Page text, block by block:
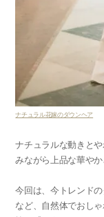
ナチュラル花嫁のダウンヘア
ナチュラルな動きと
みながら上品な華やか
今回は、今トレンド
など、自然体でおし